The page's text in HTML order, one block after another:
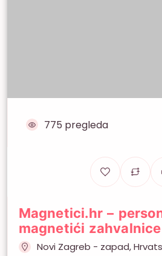
775 pregleda
Magnetici.hr –
magnetići zahvalnice
Novi Zagreb - zapad,